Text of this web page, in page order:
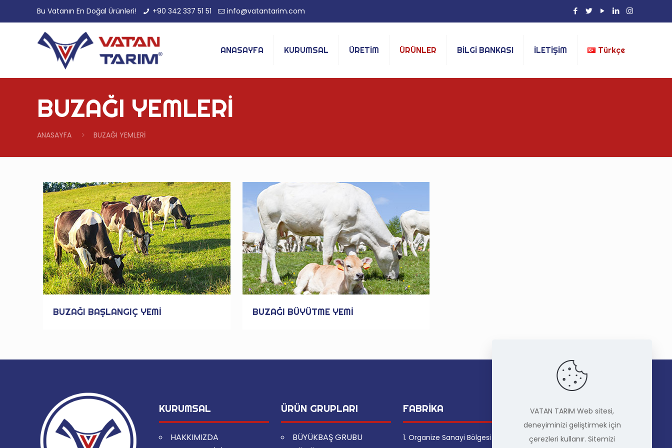
Bu Vatanın En Doğal Ürünleri! +90 342 337 51 51 info@vatantarim.com
ANASAYFA KURUMSAL ÜRETİM ÜRÜNLER BİLGİ BANKASI İLETİŞİM Türkçe
BUZAĞI YEMLERİ
ANASAYFA BUZAĞI YEMLERİ
BUZAĞI BAŞLANGIÇ YEMİ BUZAĞI BÜYÜTME YEMİ
KURUMSAL
HAKKIMIZDA
ÜRÜN GRUPLARI
BÜYÜKBAŞ GRUBU
FABRİKA
1. Organize Sanayi Bölgesi
İLETİŞİM
Telefon: +90 342 337 51 51
VATAN TARIM Web sitesi,
deneyiminizi geliştirmek için
çerezleri kullanır. Sitemizi